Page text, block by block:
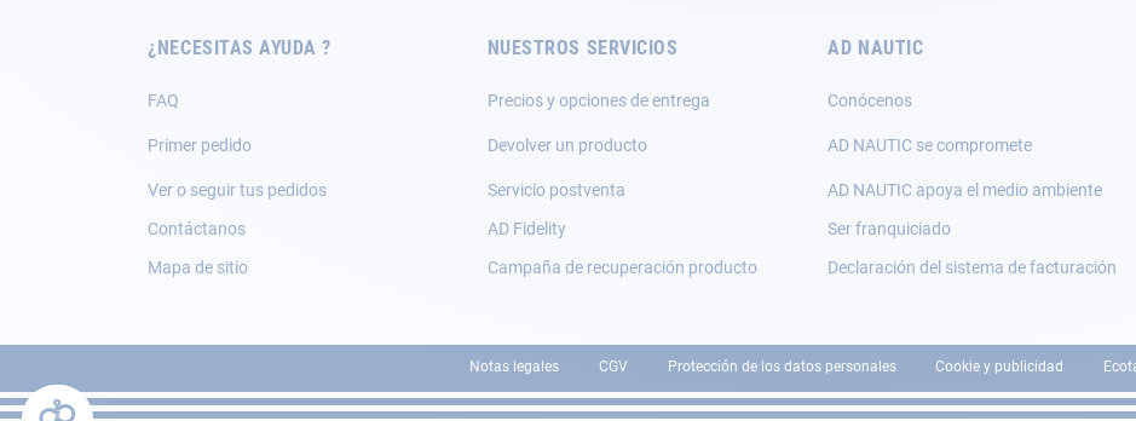
¿NECESITAS AYUDA ?
FAQ
Primer pedido
Ver o seguir tus pedidos
Contáctanos
Mapa de sitio
NUESTROS SERVICIOS
Precios y opciones de entrega
Devolver un producto
Servicio postventa
AD Fidelity
Campaña de recuperación producto
AD NAUTIC
Conócenos
AD NAUTIC se compromete
AD NAUTIC apoya el medio ambiente
Ser franquiciado
Declaración del sistema de facturación
Notas legales CGV Protección de los datos personales Cookie y publicidad